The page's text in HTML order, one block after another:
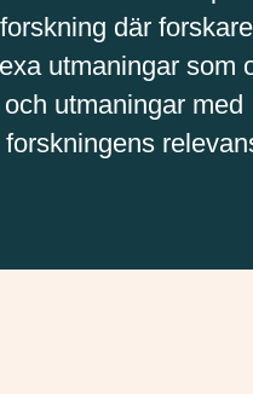
där
utmaningar som
utmaningar med